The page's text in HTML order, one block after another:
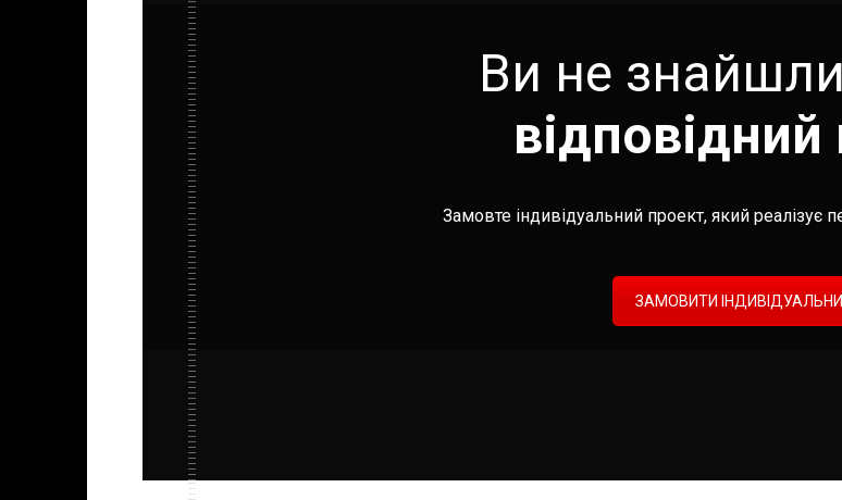
Ви не
відповідний
Замовте індивідуальний проект, який реалізує
ЗАМОВИТИ